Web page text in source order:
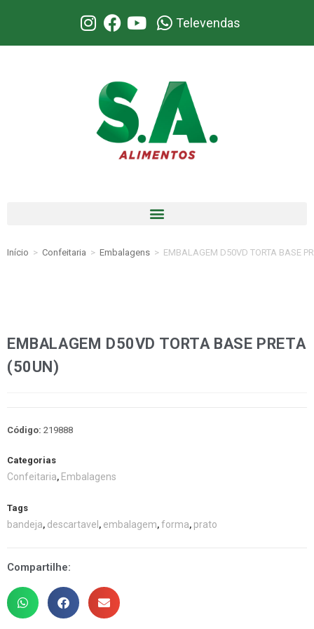
Televendas
Início > Confeitaria > Embalagens > EMBALAGEM D50VD TORTA BASE
EMBALAGEM D50VD TORTA BASE PRETA
(50UN)
Código: 219888
Categorias
Confeitaria, Embalagens
Tags
bandeja, descartavel , embalagem, forma, prato
Compartilhe: